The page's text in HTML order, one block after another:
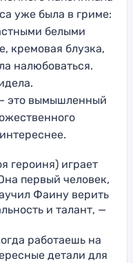
уже была в гриме:
белыми
кремовая блузка,
налюбоваться.
это вымышленный
героиня) играет
первый человек,
Фаину верить
и талант, —
работаешь на
детали для